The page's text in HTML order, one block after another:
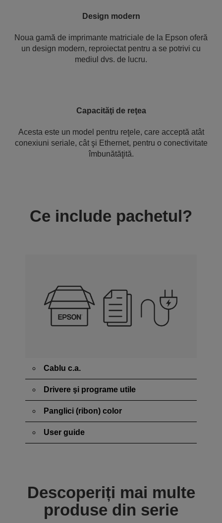
Design modern
Noua gamă de imprimante matriciale de la Epson oferă
un design modern, reproiectat pentru a se potrivi cu
mediul dvs. de lucru.
Capacităţi de reţea
Acesta este un model pentru reţele, care acceptă atât
conexiuni seriale, cât şi Ethernet, pentru o conectivitate
îmbunătăţită.
Ce include pachetul?
Cablu c.a.
Drivere şi programe utile
Panglici (ribon) color
User guide
Descoperiți mai multe
produse din serie